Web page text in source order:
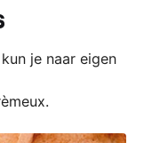
e
je naar eigen